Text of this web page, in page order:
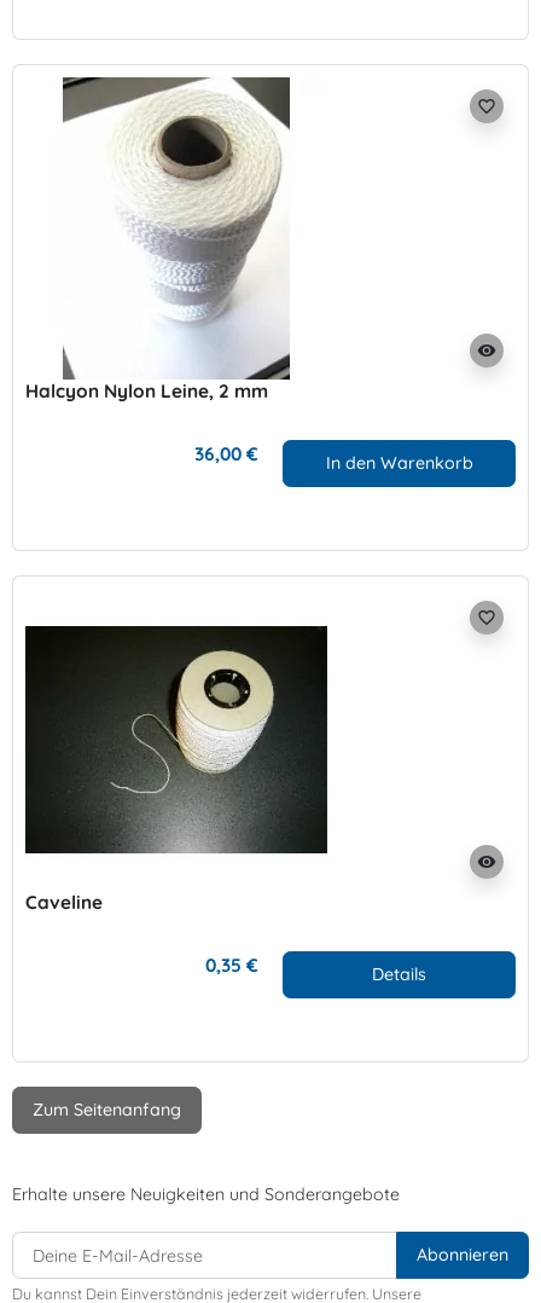
visibility
favorite_border
Halcyon Nylon Leine, 2 mm
36,00 € In den Warenkorb
visibility
favorite_border
Caveline
0,35 € Details
Zum Seitenanfang
Erhalte unsere Neuigkeiten und Sonderangebote
Du kannst Dein Einverständnis jederzeit widerrufen. Unsere